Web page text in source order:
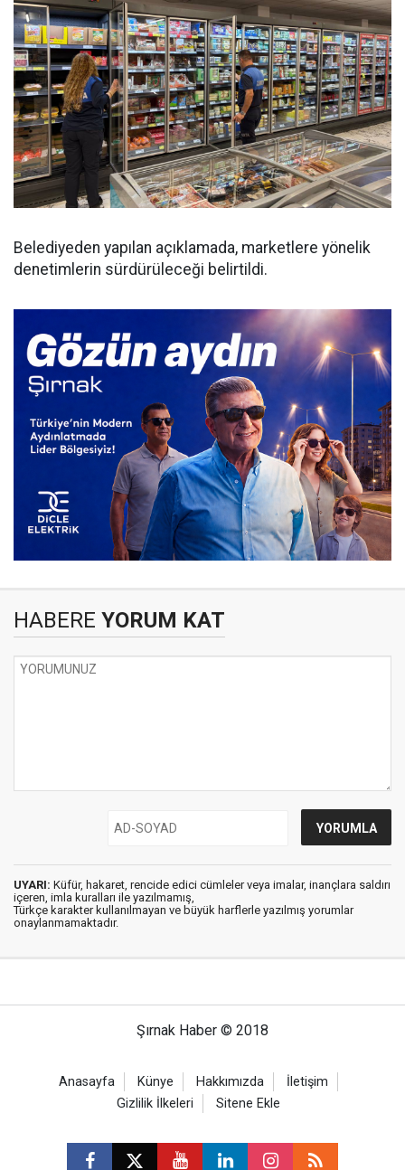
Belediyeden yapılan açıklamada, marketlere yönelik
denetimlerin sürdürüleceği belirtildi.
HABERE YORUM KAT
UYARI: Küfür, hakaret, rencide edici cümleler veya imalar, inançlara saldırı
içeren, imla kuralları ile yazılmamış,
Türkçe karakter kullanılmayan ve büyük harflerle yazılmış yorumlar
onaylanmamaktadır.
Şırnak Haber © 2018
Anasayfa Künye Hakkımızda
İletişim
Gizlilik İlkeleri
Sitene Ekle